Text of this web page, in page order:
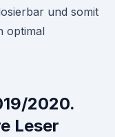
und somit
optimal
2020.
Leser